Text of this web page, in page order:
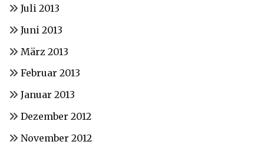
Juli 2013
Juni 2013
März 2013
Februar 2013
Januar 2013
Dezember 2012
November 2012